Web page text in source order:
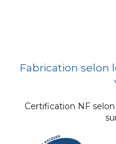
Fabrication selon
Certification NF